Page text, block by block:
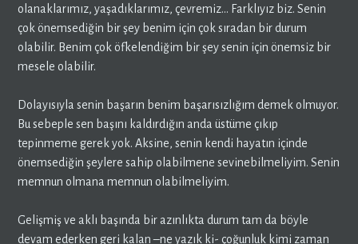
olanaklarımız, yaşadıklarımız, çevremiz… Farklıyız biz. Senin
çok önemsediğin bir şey benim için çok sıradan bir durum
olabilir. Benim çok öfkelendiğim bir şey senin için önemsiz bir
mesele olabilir.
Dolayısıyla senin başarın benim başarısızlığım demek olmuyor.
Bu sebeple sen başını kaldırdığın anda üstüme çıkıp
tepinmeme gerek yok. Aksine, senin kendi hayatın içinde
önemsediğin şeylere sahip olabilmene sevinebilmeliyim. Senin
memnun olmana memnun olabilmeliyim.
Gelişmiş ve aklı başında bir azınlıkta durum tam da böyle
devam ederken geri kalan –ne yazık ki- çoğunluk kimi zaman